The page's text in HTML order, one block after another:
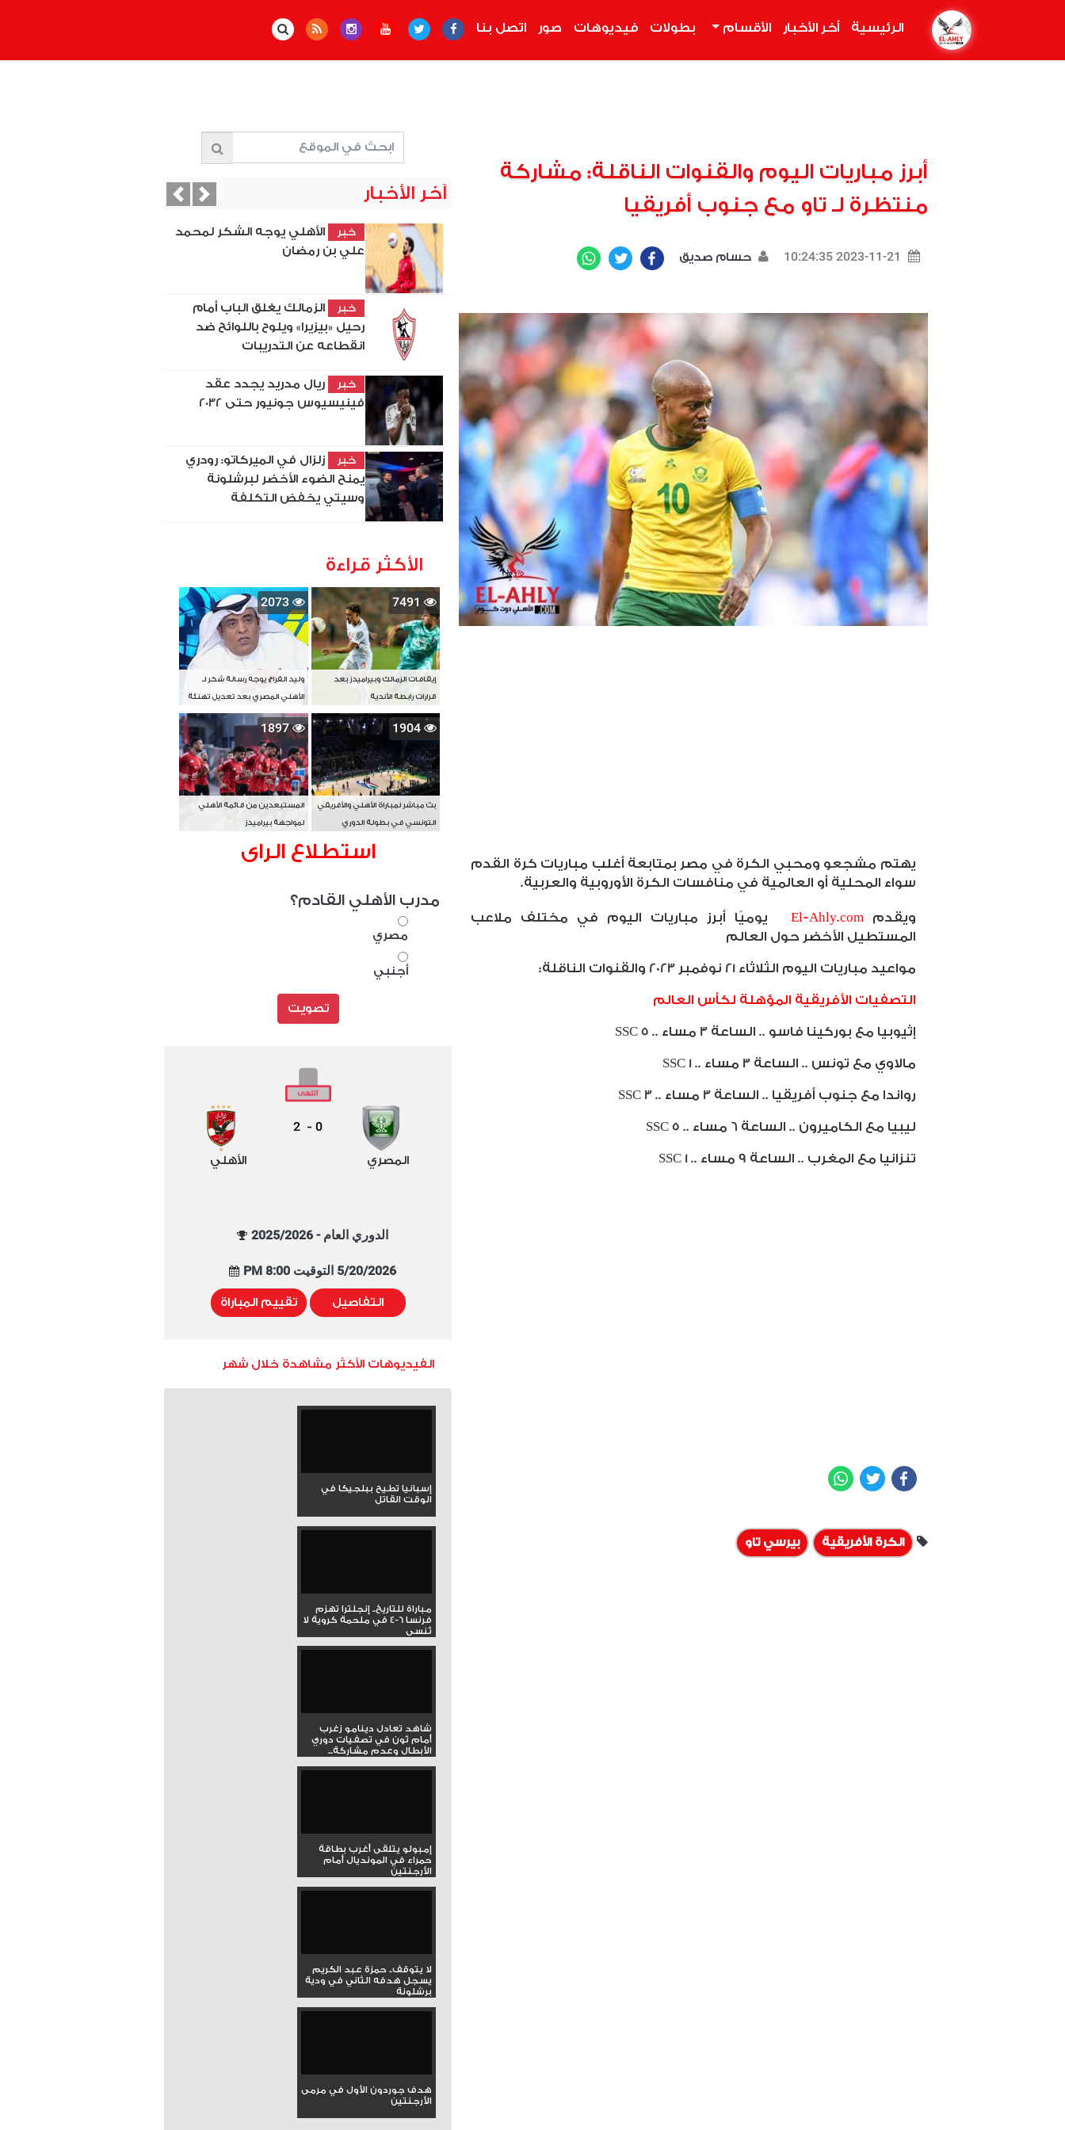
الرئيسية أخر الأخبار الأقسام بطولات فيديوهات صور اتصل بنا
أبرز مباريات اليوم والقنوات الناقلة: مشاركة
منتظرة لـ تاو مع جنوب أفريقيا
2023-11-21 10:24:35 حسام صديق Facebook
Twitter
يهتم مشجعو ومحبي الكرة في مصر بمتابعة أغلب مباريات كرة القدم
سواء المحلية أو العالمية في منافسات الكرة الأوروبية والعربية.
ويقدم El-Ahly.com
يوميًا أبرز مباريات اليوم في مختلف ملاعب
المستطيل الأخضر حول العالم
مواعيد مباريات اليوم الثلاثاء 21 نوفمبر 2023 والقنوات الناقلة:
التصفيات الأفريقية المؤهلة لكأس العالم
إثيوبيا مع بوركينا فاسو .. الساعة 3 مساء .. SSC 5
مالاوي مع تونس .. الساعة 3 مساء .. SSC 1
رواندا مع جنوب أفريقيا .. الساعة 3 مساء .. SSC 3
ليبيا مع الكاميرون .. الساعة 6 مساء .. SSC 5
تنزانيا مع المغرب .. الساعة 9 مساء .. SSC 1
Facebook
Twitter
الكرة الأفريقية بيرسي تاو
آخر الأخبار
خبر
الأهلي يوجه الشكر لمحمد
علي بن رمضان
خبر
الزمالك يغلق الباب أمام
رحيل «بيزيرا» ويلوح باللوائح ضد
انقطاعه عن التدريبات
خبر
ريال مدريد يجدد عقد
فينيسيوس جونيور حتى 2032
خبر
زلزال في الميركاتو: رودري
يمنح الضوء الأخضر لبرشلونة
وسيتي يخفض التكلفة
PreviousNext
الأكثر قراءة
7491
إيقافات الزمالك وبيراميدز بعد
قرارات رابطة الأندية
2073
وليد الفراج يوجه رسالة شكر لـ
الأهلي المصري بعد تعديل تهنئة
بطل آسيا
1904
بث مباشر لمباراة الأهلي والأفريقي
التونسي في بطولة الدوري
1897
المستبعدين من قائمة الأهلي
لمواجهة بيراميدز
استطلاع الراى
مدرب الأهلي القادم؟
مصري
أجنبي
تصويت
المصري
0
-
2
الأهلي
الدوري العام - 2025/2026
5/20/2026 التوقيت 8:00 PM
التفاصيل تقييم المباراة
الفيديوهات الأكثر مشاهدة خلال شهر
إسبانيا تطيح ببلجيكا في
الوقت القاتل
مباراة للتاريخ.. إنجلترا تهزم
فرنسا 6-4 في ملحمة كروية لا
تُنسى
شاهد تعادل دينامو زغرب
أمام ثون في تصفيات دوري
الأبطال وعدم مشاركة...
إمبولو يتلقى أغرب بطاقة
حمراء في المونديال أمام
الأرجنتين
لا يتوقف.. حمزة عبد الكريم
يسجل هدفه الثاني في ودية
برشلونة
هدف جوردون الأول في مرمى
الأرجنتين